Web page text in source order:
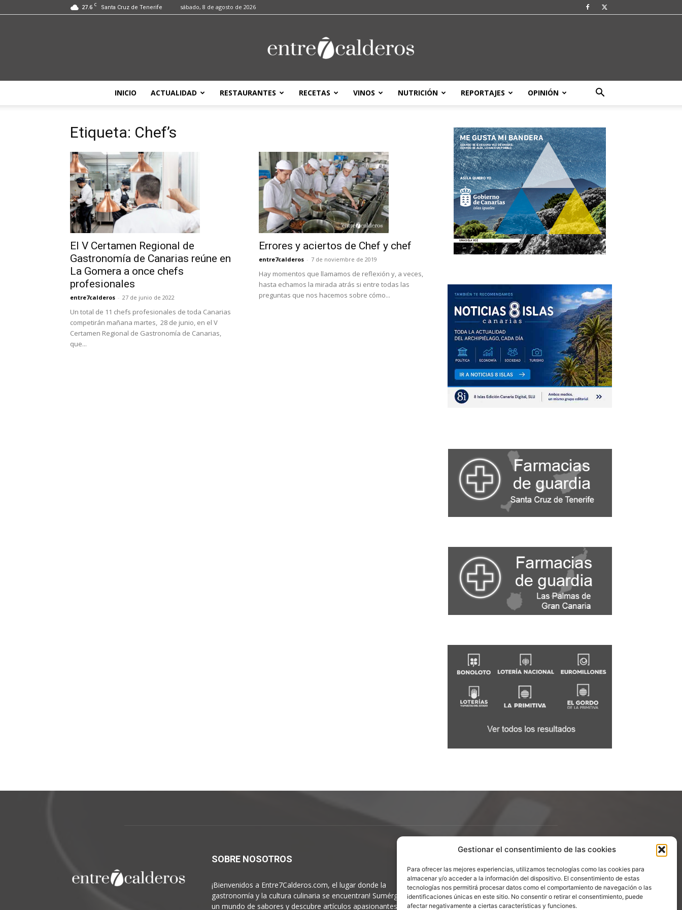
Gestionar el consentimiento de las cookies
Para ofrecer las mejores experiencias, utilizamos tecnologías como las cookies para
almacenar y/o acceder a la información del dispositivo. El consentimiento de estas
tecnologías nos permitirá procesar datos como el comportamiento de navegación o las
identificaciones únicas en este sitio. No consentir o retirar el consentimiento, puede
afectar negativamente a ciertas características y funciones.
27.6 C Santa Cruz de Tenerife sábado, 8 de agosto de 2026
entre7calderos
INICIO ACTUALIDAD RESTAURANTES RECETAS VINOS NUTRICIÓN REPORTAJES OPINIÓN
Etiqueta: Chef’s
El V Certamen Regional de
Gastronomía de Canarias reúne en
La Gomera a once chefs
profesionales
entre7calderos - 27 de junio de 2022
Un total de 11 chefs profesionales de toda Canarias
competirán mañana martes, 28 de junio, en el V
Certamen Regional de Gastronomía de Canarias,
que...
Errores y aciertos de Chef y chef
entre7calderos - 7 de noviembre de 2019
Hay momentos que llamamos de reflexión y, a veces,
hasta echamos la mirada atrás si entre todas las
preguntas que nos hacemos sobre cómo...
SOBRE NOSOTROS
¡Bienvenidos a Entre7Calderos.com, el lugar donde la
gastronomía y la cultura culinaria se encuentran! Sumérgete en
un mundo de sabores y descubre artículos apasionantes.